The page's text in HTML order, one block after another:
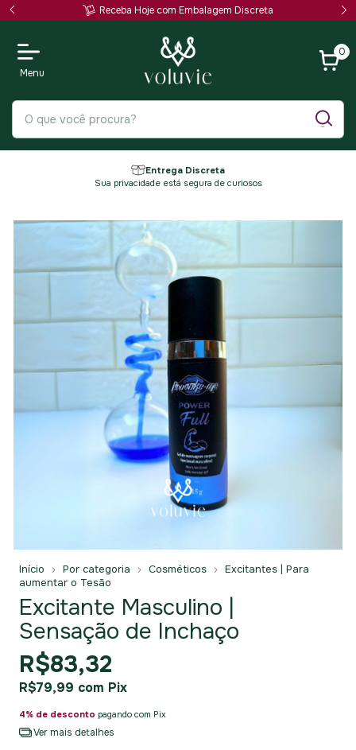
Receba Hoje com Embalagem Discreta
0
Entrega Discreta
Sua privacidade está segura de curiosos
Início Por categoria Cosméticos
Excitantes | Para
aumentar o Tesão
Excitante Masculino |
Sensação de Inchaço
R$83,32
R$79,99 com Pix
4% de desconto pagando com Pix
Ver mais detalhes